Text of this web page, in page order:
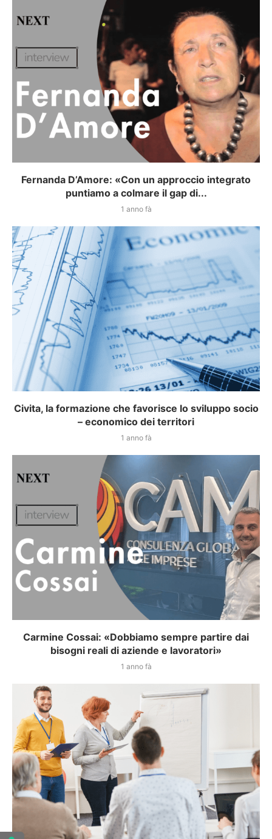
Fernanda D’Amore: «Con un approccio integrato
puntiamo a colmare il gap di...
1 anno fà
Civita, la formazione che favorisce lo sviluppo socio
– economico dei territori
1 anno fà
Carmine Cossai: «Dobbiamo sempre partire dai
bisogni reali di aziende e lavoratori»
1 anno fà